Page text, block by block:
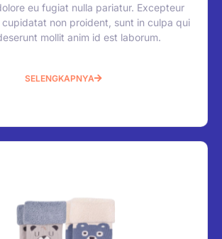
eu fugiat nulla pariatur. Excepteur
non proident, sunt in culpa qui
mollit anim id est laborum.
SELENGKAPNYA